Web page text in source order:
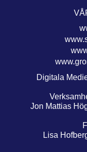
Digitala
Jon Mattias
Lisa